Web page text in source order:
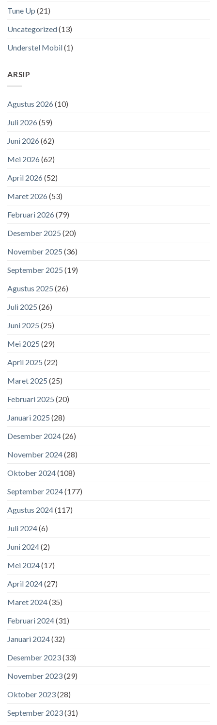
Tune Up (21)
Uncategorized(13)
Understel Mobil(1)
ARSIP
Agustus 2026 (10)
Juli 2026 (59)
Juni 2026 (62)
Mei 2026 (62)
April 2026 (52)
Maret 2026 (53)
Februari 2026 (79)
Desember 2025 (20)
November 2025 (36)
September 2025 (19)
Agustus 2025 (26)
Juli 2025 (26)
Juni 2025 (25)
Mei 2025 (29)
April 2025 (22)
Maret 2025 (25)
Februari 2025 (20)
Januari 2025 (28)
Desember 2024(26)
November 2024(28)
Oktober 2024(108)
September 2024(177)
Agustus 2024(117)
Juli 2024(6)
Juni 2024(2)
Mei 2024(17)
April 2024(27)
Maret 2024(35)
Februari 2024(31)
Januari 2024(32)
Desember 2023(33)
November 2023(29)
Oktober 2023(28)
September 2023(31)